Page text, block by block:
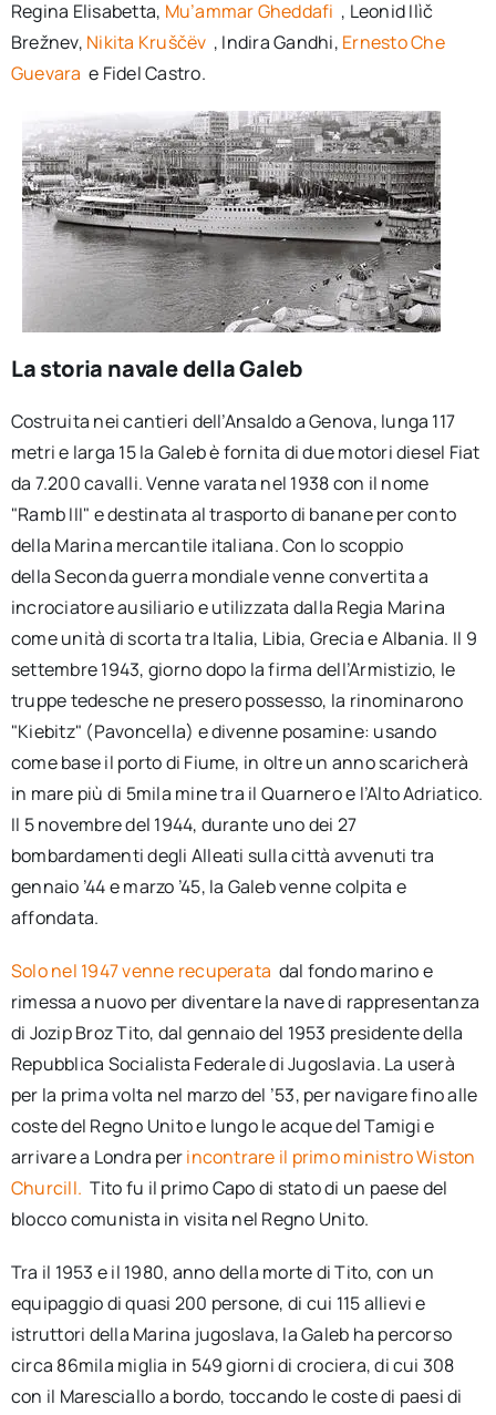
Regina Elisabetta, Mu’ammar Gheddafi , Leonid Ilìč
Brežnev, Nikita Kruščëv , Indira Gandhi, Ernesto Che
Guevara e Fidel Castro.
La storia navale della Galeb
Costruita nei cantieri dell’Ansaldo a Genova, lunga 117
metri e larga 15 la Galeb è fornita di due motori diesel Fiat
da 7.200 cavalli. Venne varata nel 1938 con il nome
"Ramb III" e destinata al trasporto di banane per conto
della Marina mercantile italiana. Con lo scoppio
della Seconda guerra mondiale venne convertita a
incrociatore ausiliario e utilizzata dalla Regia Marina
come unità di scorta tra Italia, Libia, Grecia e Albania. Il 9
settembre 1943, giorno dopo la firma dell’Armistizio, le
truppe tedesche ne presero possesso, la rinominarono
"Kiebitz" (Pavoncella) e divenne posamine: usando
come base il porto di Fiume, in oltre un anno scaricherà
in mare più di 5mila mine tra il Quarnero e l’Alto Adriatico.
Il 5 novembre del 1944, durante uno dei 27
bombardamenti degli Alleati sulla città avvenuti tra
gennaio ’44 e marzo ’45, la Galeb venne colpita e
affondata.
Solo nel 1947 venne recuperata dal fondo marino e
rimessa a nuovo per diventare la nave di rappresentanza
di Jozip Broz Tito, dal gennaio del 1953 presidente della
Repubblica Socialista Federale di Jugoslavia. La userà
per la prima volta nel marzo del ’53, per navigare fino alle
coste del Regno Unito e lungo le acque del Tamigi e
arrivare a Londra perincontrare il primo ministro Wiston
Churcill. Tito fu il primo Capo di stato di un paese del
blocco comunista in visita nel Regno Unito.
Tra il 1953 e il 1980, anno della morte di Tito, con un
equipaggio di quasi 200 persone, di cui 115 allievi e
istruttori della Marina jugoslava, la Galeb ha percorso
circa 86mila miglia in 549 giorni di crociera, di cui 308
con il Maresciallo a bordo, toccando le coste di paesi di